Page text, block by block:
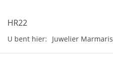
HR22
U bent hier: Juwelier Marmaris